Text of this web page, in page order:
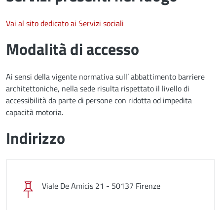
Vai al sito dedicato ai Servizi sociali
Modalità di accesso
Ai sensi della vigente normativa sull’ abbattimento barriere
architettoniche, nella sede risulta rispettato il livello di
accessibilità da parte di persone con ridotta od impedita
capacità motoria.
Indirizzo
Viale De Amicis 21 - 50137 Firenze